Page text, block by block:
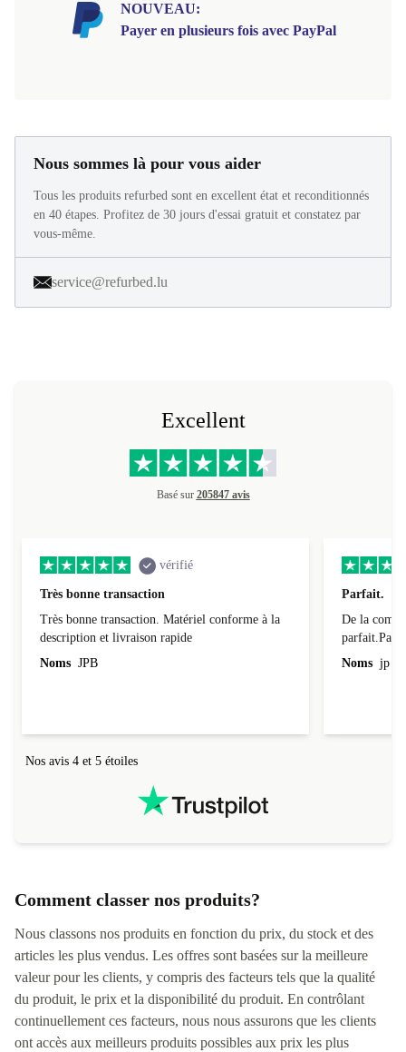
NOUVEAU:
Payer en plusieurs fois avec PayPal
Nous sommes là pour vous aider
Tous les produits refurbed sont en excellent état et reconditionnés
en 40 étapes. Profitez de 30 jours d'essai gratuit et constatez par
vous-même.
service@refurbed.lu
Excellent
Basé sur 205847 avis
vérifié
Très bonne transaction
Très bonne transaction. Matériel conforme à la
description et livraison rapide
Noms JPB
Parfait.
De la
Noms jp
Nos avis 4 et 5 étoiles
Comment classer nos produits?
Nous classons nos produits en fonction du prix, du stock et des
articles les plus vendus. Les offres sont basées sur la meilleure
valeur pour les clients, y compris des facteurs tels que la qualité
du produit, le prix et la disponibilité du produit. En contrôlant
continuellement ces facteurs, nous nous assurons que les clients
ont accès aux meilleurs produits possibles aux prix les plus